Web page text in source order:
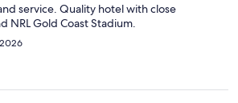
service. Quality hotel with close
NRL Gold Coast Stadium.